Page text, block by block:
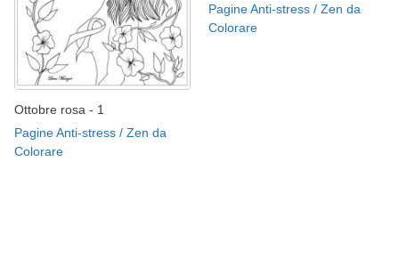
Ottobre rosa - 1
Pagine Anti-stress / Zen da
Colorare
Pagine Anti-stress / Zen da
Colorare